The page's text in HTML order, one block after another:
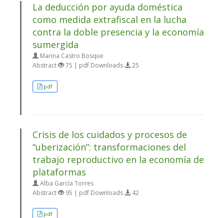
La deducción por ayuda doméstica
como medida extrafiscal en la lucha
contra la doble presencia y la economía
sumergida
Marina Castro Bosque
Abstract
75 | pdf Downloads 25
pdf
Crisis de los cuidados y procesos de
“uberización”: transformaciones del
trabajo reproductivo en la economía de
plataformas
Alba García Torres
Abstract
95 | pdf Downloads 42
pdf